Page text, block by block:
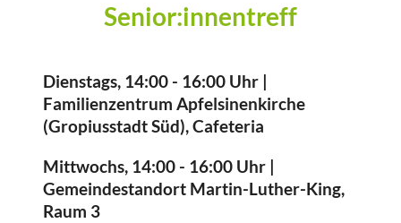
Senior:innentreff
Dienstags, 14:00 - 16:00 Uhr |
Familienzentrum Apfelsinenkirche
(Gropiusstadt Süd), Cafeteria
Mittwochs, 14:00 - 16:00 Uhr |
Gemeindestandort Martin-Luther-King,
Raum 3